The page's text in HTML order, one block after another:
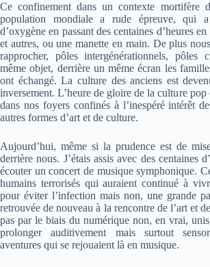
Ce confinement dans un contexte mortifère
population mondiale a rude épreuve, qui
d’oxygène en passant des centaines d’heures
et autres, ou une manette en main. De plus
rapprocher, pôles intergénérationnels, pôles
même objet, derrière un même écran les
ont échangé. La culture des anciens est
inversement. L’heure de gloire de la culture pop
dans nos foyers confinés à l’inespéré intérêt
autres formes d’art et de culture.
Aujourd’hui, même si la prudence est de
derrière nous. J’étais assis avec des centaines
écouter un concert de musique symphonique.
humains terrorisés qui auraient continué à
pour éviter l’infection mais non, une grande
retrouvée de nouveau à la rencontre de l’art et
pas par le biais du numérique non, en vrai,
prolonger auditivement mais surtout
aventures qui se rejouaient là en musique.